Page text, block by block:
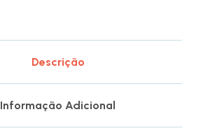
Descrição
Informação Adicional